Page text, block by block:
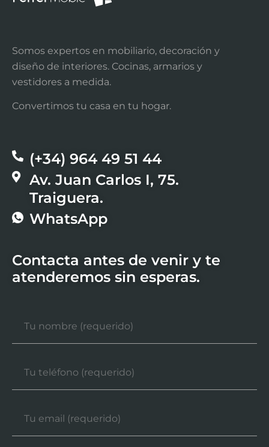
Somos expertos en mobiliario, decoración y
diseño de interiores. Cocinas, armarios y
vestidores a medida.
Convertimos tu casa en tu hogar.
(+34) 964 49 51 44​
Av. Juan Carlos I, 75.
Traiguera.
WhatsApp
Contacta antes de venir y te
atenderemos sin esperas.